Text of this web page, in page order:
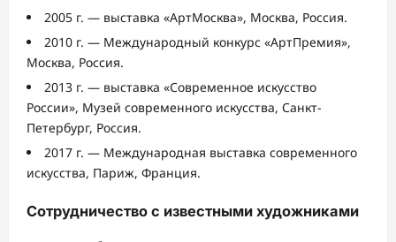
2005 г. — выставка «АртМосква», Москва, Россия.
2010 г. — Международный конкурс «АртПремия»,
Москва, Россия.
2013 г. — выставка «Современное искусство
России», Музей современного искусства, Санкт-
Петербург, Россия.
2017 г. — Международная выставка современного
искусства, Париж, Франция.
Сотрудничество с известными художниками